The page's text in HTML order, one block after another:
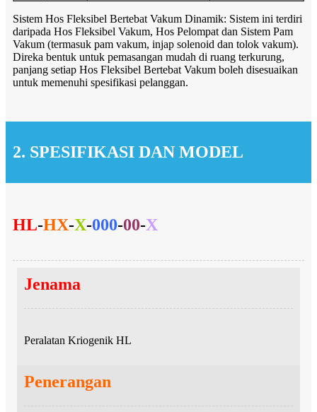
Sistem Hos Fleksibel Bertebat Vakum Dinamik: Sistem ini terdiri
daripada Hos Fleksibel Vakum, Hos Pelompat dan Sistem Pam
Vakum (termasuk pam vakum, injap solenoid dan tolok vakum).
Direka bentuk untuk pemasangan mudah di ruang terkurung,
panjang setiap Hos Fleksibel Bertebat Vakum boleh disesuaikan
untuk memenuhi spesifikasi pelanggan.
2. SPESIFIKASI DAN MODEL
HL-HX-X-000-00-X
Jenama
Peralatan Kriogenik HL
Penerangan